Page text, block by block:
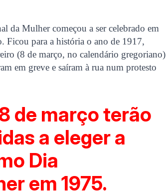
da Mulher começou a ser celebrado em
Ficou para a história o ano de 1917,
(8 de março, no calendário gregoriano)
em greve e saíram à rua num protesto
de março terão
a eleger a
Dia
em 1975.